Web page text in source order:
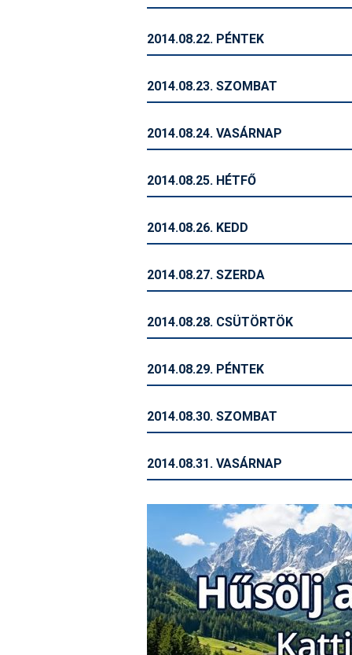
2014.08.22. PÉNTEK
2014.08.23. SZOMBAT
2014.08.24. VASÁRNAP
2014.08.25. HÉTFŐ
2014.08.26. KEDD
2014.08.27. SZERDA
2014.08.28. CSÜTÖRTÖK
2014.08.29. PÉNTEK
2014.08.30. SZOMBAT
2014.08.31. VASÁRNAP